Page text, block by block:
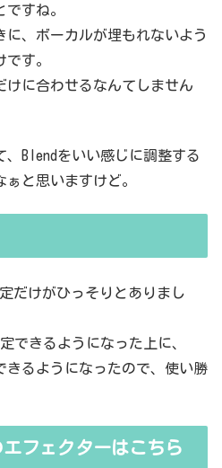
すね。
に、ボーカルが埋もれないよう
す。
けに合わせるなんてしません
、Blendをいい感じに調整する
と思いますけど。
だけがひっそりとありまし
できるようになった上に、
きるようになったので、使い勝
フェクターはこちら